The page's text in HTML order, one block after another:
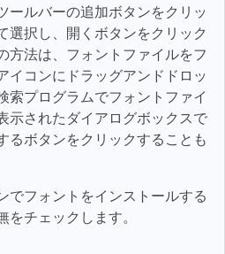
ールバーの追加ボタンをクリッ
選択し、開くボタンをクリック
方法は、フォントファイルをフ
イコンにドラッグアンドドロッ
索プログラムでフォントファイ
示されたダイアログボックスで
るボタンをクリックすることも
でフォントをインストールする
チェックします。